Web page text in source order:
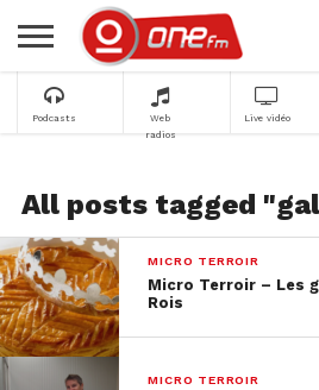
Podcasts
Web
radios
Live vidéo
All posts tagged
MICRO TERROIR
Micro Terroir – Les
Rois
MICRO TERROIR